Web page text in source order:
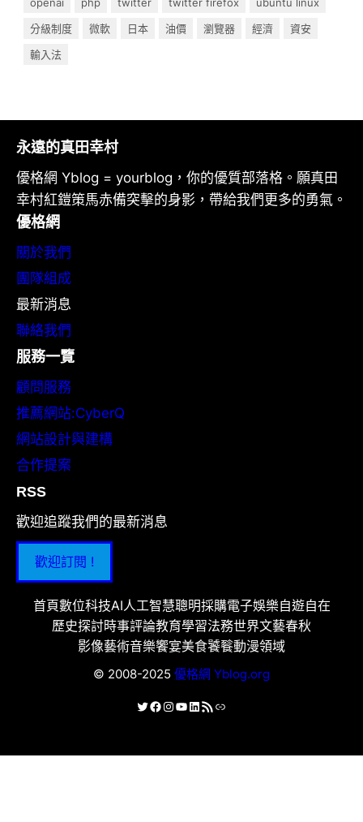
openai
php twitter twitter firefox
ubuntu linux
分級制度
微軟 日本 油價 瀏覽器 經濟
資安
輸入法
永遠的真田幸村
優格網 Yblog = yourblog，你的優質部落格。願真田
幸村紅鎧策馬赤備突擊的身影，帶給我們更多的勇氣。
優格網
關於我們
團隊組成
最新消息
聯絡我們
服務一覽
顧問服務
推薦網站:CyberQ
網站設計與建構
合作提案
RSS
歡迎追蹤我們的最新消息
歡迎訂閱 !
首頁數位科技AI人工智慧聰明採購電子娛樂自遊自在
歷史探討時事評論教育學習法務世界文藝春秋
影像藝術音樂饗宴美食饕餮動漫領域
© 2008-2025 優格網 Yblog.org
X Facebook
Instagram
YouTube
LinkedIn
RSS 資訊提供連結